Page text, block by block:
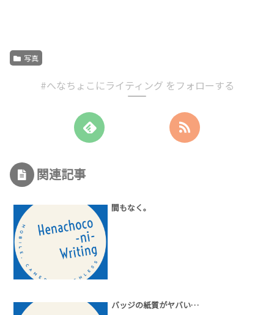
写真
#へなちょこにライティング をフォローする
関連記事
間もなく。
バッジの紙質がヤバい…